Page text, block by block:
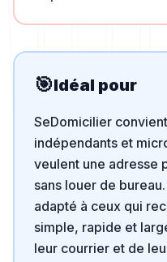
🎯Idéal pour
SeDomicilier
indépendants et
veulent une adresse
sans louer de
adapté à ceux qui
simple, rapide et
leur courrier et de